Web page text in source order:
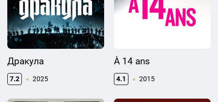
Дракула
7.2 2025
À 14 ans
4.1 2015